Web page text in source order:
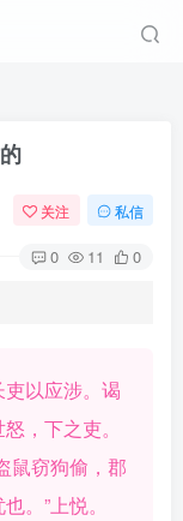
关注 私信
0 11 0
以应涉。谒
，下之吏。
鼠窃狗偷，郡
。”上悦。󠄹󠅀󠄪󠄢󠄡󠄦󠄞󠄧󠄣󠄞󠄢󠄡󠄦󠄞󠄡󠄧󠄢󠅬󠅅󠅃󠄵󠅂󠄪󠅗󠅥󠅕󠅣󠅤󠅬󠅄󠄹󠄽󠄵󠄪󠄢󠄠󠄢󠄦󠄝󠄠󠄨󠄝󠄡󠄠󠄐󠄡󠄠󠄪󠄠󠄥󠄪󠄠󠄩󠅬󠅨󠅙󠅑󠅟󠅗󠅒󠄞󠅓󠅟󠅝󠄐󠇕󠆠󠅿󠇖󠆄󠆩󠇕󠅿󠆈󠇗󠆭󠆁󠄐󠇗󠅹󠅸󠇖󠆍󠅳󠇖󠅹󠅰󠇖󠆌󠅹